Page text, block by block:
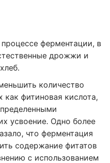
ферментации, в
дрожжи и
количество
как фитиновая кислота,
усвоение. Одно более
что ферментация
содержание фитатов
с использованием